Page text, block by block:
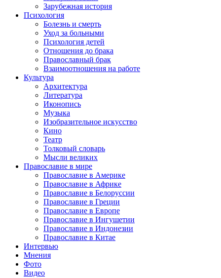
Зарубежная история
Психология
Болезнь и смерть
Уход за больными
Психология детей
Отношения до брака
Православный брак
Взаимоотношения на работе
Культура
Архитектура
Литература
Иконопись
Музыка
Изобразительное искусство
Кино
Театр
Толковый словарь
Мысли великих
Православие в мире
Православие в Америке
Православие в Африке
Православие в Белоруссии
Православие в Греции
Православие в Европе
Православие в Ингушетии
Православие в Индонезии
Православие в Китае
Интервью
Мнения
Фото
Видео